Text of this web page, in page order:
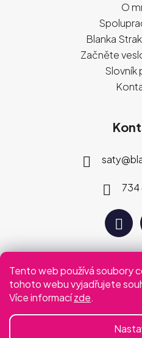
Tento web používá soubory
tohoto webu vyjadřujete
Více informacízde.
O
Blanka
Začněte
Slovník
saty@
734
Plaťte jak
Podmínky ochrany osobních